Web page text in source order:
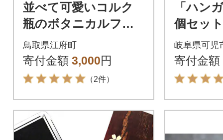
並べて可愛いコルク
瓶のボタニカルフラ
ワー 小さいサイ
ズ / 1点もの 小
瓶 癒し 春の柚
鳥取県江府町
寄付金額 3,000円
（2件）
「ハン
個セッ
岐阜県可児
寄付金額